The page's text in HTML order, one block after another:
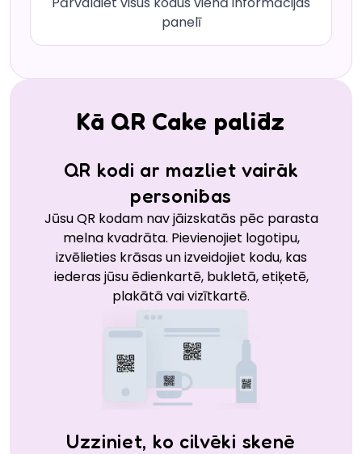
panelī
Kā QR Cake palīdz
QR kodi ar mazliet vairāk
personības
Jūsu QR kodam nav jāizskatās pēc parasta
melna kvadrāta. Pievienojiet logotipu,
izvēlieties krāsas un izveidojiet kodu, kas
iederas jūsu ēdienkartē, bukletā, etiķetē,
plakātā vai vizītkartē.
Uzziniet, ko cilvēki skenē